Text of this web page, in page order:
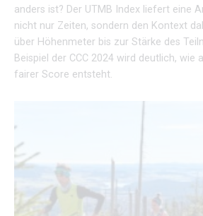
anders ist? Der UTMB Index liefert eine
nicht nur Zeiten, sondern den Kontext
über Höhenmeter bis zur Stärke des
Beispiel der CCC 2024 wird deutlich, wie
fairer Score entsteht.